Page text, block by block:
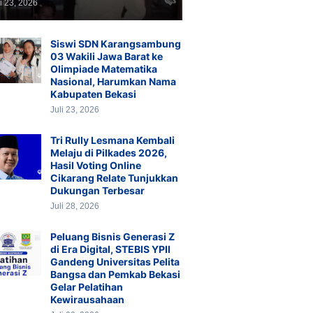
23, 2026
Siswi SDN Karangsambung
03 Wakili Jawa Barat ke
Olimpiade Matematika
Nasional, Harumkan Nama
Kabupaten Bekasi
Juli 23, 2026
Tri Rully Lesmana Kembali
Melaju di Pilkades 2026,
Hasil Voting Online
Cikarang Relate Tunjukkan
Dukungan Terbesar
Juli 28, 2026
Peluang Bisnis Generasi Z
di Era Digital, STEBIS YPII
Gandeng Universitas Pelita
Bangsa dan Pemkab Bekasi
Gelar Pelatihan
Kewirausahaan